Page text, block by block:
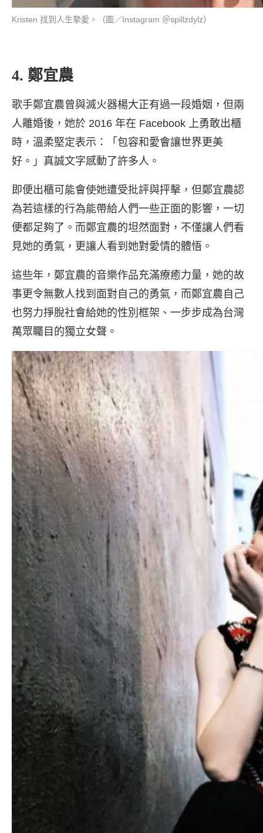
Kristen 找到人生摯愛。（圖／Instagram ＠spillzdylz）
4. 鄭宜農
歌手鄭宜農曾與滅火器楊大正有過一段婚姻，但兩
人離婚後，她於 2016 年在 Facebook 上勇敢出櫃
時，溫柔堅定表示：「包容和愛會讓世界更美
好。」真誠文字感動了許多人。
即便出櫃可能會使她遭受批評與抨擊，但鄭宜農認
為若這樣的行為能帶給人們一些正面的影響，一切
便都足夠了。而鄭宜農的坦然面對，不僅讓人們看
見她的勇氣，更讓人看到她對愛情的體悟。
這些年，鄭宜農的音樂作品充滿療癒力量，她的故
事更令無數人找到面對自己的勇氣，而鄭宜農自己
也努力掙脫社會給她的性別框架、一步步成為台灣
萬眾矚目的獨立女聲。